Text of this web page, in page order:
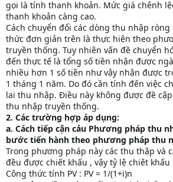
gọi là tính thanh khoản. Mức giá chênh
thanh khoản càng cao.
Cách chuyển đổi các dòng thu nhập
thức đơn giản trên là thực hiện theo
truyền thống. Tuy nhiên vấn đề chuyển
đến thực tế là tổng số tiền nhận được
nhiều hơn 1 số tiền như vậy nhận được
1 tháng 1 năm. Do đó cần tính đến việc
lai thu nhập. Điều này không được đề
thu nhập truyền thống.
2. Các trường hợp áp dụng:
a. Cách tiếp cận cảu Phương pháp thu
bước tiến hành theo phương pháp thu
Trong phương pháp này các thu thập và
đều được chiết khấu , vậy tỷ lệ chiêt
Công thức tính PV : PV = 1/(1+i)n